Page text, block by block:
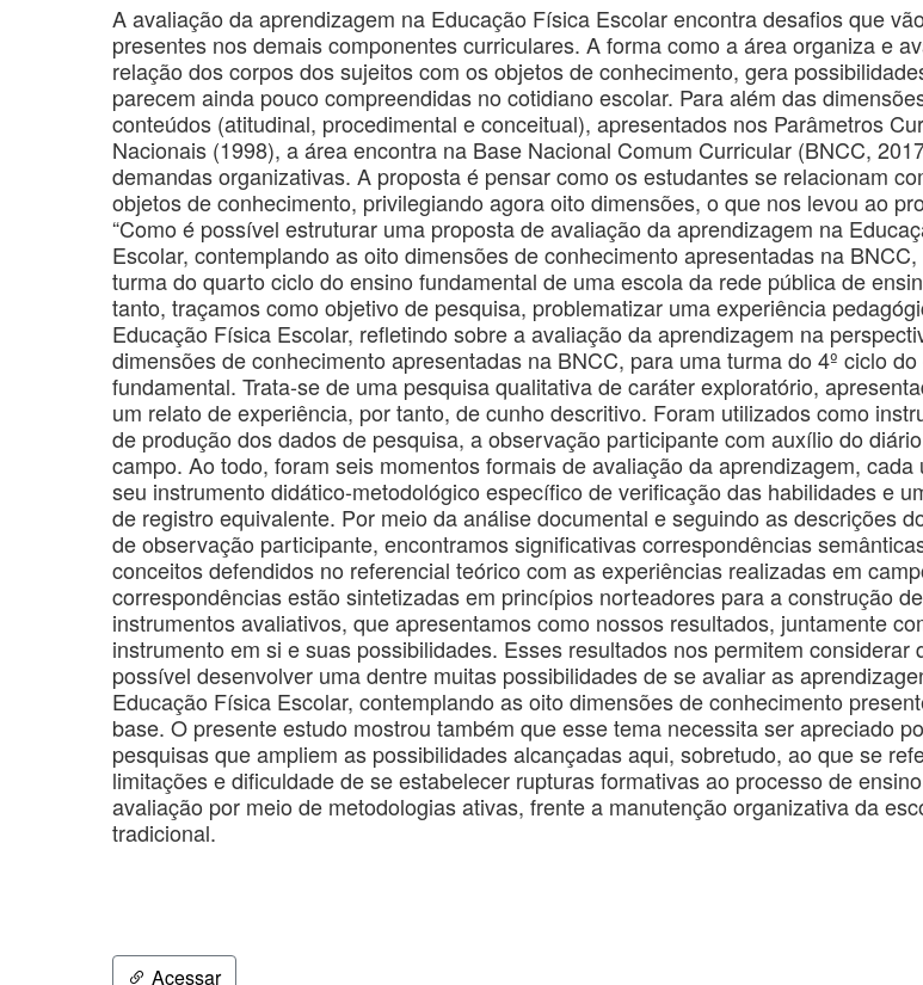
A avaliação da aprendizagem na Educação Física Escolar encontra desafios que
presentes nos demais componentes curriculares. A forma como a área organiza e
relação dos corpos dos sujeitos com os objetos de conhecimento, gera
parecem ainda pouco compreendidas no cotidiano escolar. Para além das
conteúdos (atitudinal, procedimental e conceitual), apresentados nos Parâmetros
Nacionais (1998), a área encontra na Base Nacional Comum Curricular (BNCC,
demandas organizativas. A proposta é pensar como os estudantes se relacionam
objetos de conhecimento, privilegiando agora oito dimensões, o que nos levou ao
“Como é possível estruturar uma proposta de avaliação da aprendizagem na
Escolar, contemplando as oito dimensões de conhecimento apresentadas na
turma do quarto ciclo do ensino fundamental de uma escola da rede pública de
tanto, traçamos como objetivo de pesquisa, problematizar uma experiência
Educação Física Escolar, refletindo sobre a avaliação da aprendizagem na
dimensões de conhecimento apresentadas na BNCC, para uma turma do 4º ciclo do
fundamental. Trata-se de uma pesquisa qualitativa de caráter exploratório,
um relato de experiência, por tanto, de cunho descritivo. Foram utilizados como
de produção dos dados de pesquisa, a observação participante com auxílio do
campo. Ao todo, foram seis momentos formais de avaliação da aprendizagem, cada
seu instrumento didático-metodológico específico de verificação das habilidades e
de registro equivalente. Por meio da análise documental e seguindo as descrições
de observação participante, encontramos significativas correspondências
conceitos defendidos no referencial teórico com as experiências realizadas em
correspondências estão sintetizadas em princípios norteadores para a construção de
instrumentos avaliativos, que apresentamos como nossos resultados, juntamente
instrumento em si e suas possibilidades. Esses resultados nos permitem considerar
possível desenvolver uma dentre muitas possibilidades de se avaliar as
Educação Física Escolar, contemplando as oito dimensões de conhecimento
base. O presente estudo mostrou também que esse tema necessita ser apreciado
pesquisas que ampliem as possibilidades alcançadas aqui, sobretudo, ao que se
limitações e dificuldade de se estabelecer rupturas formativas ao processo de
avaliação por meio de metodologias ativas, frente a manutenção organizativa da
tradicional.
Acessar